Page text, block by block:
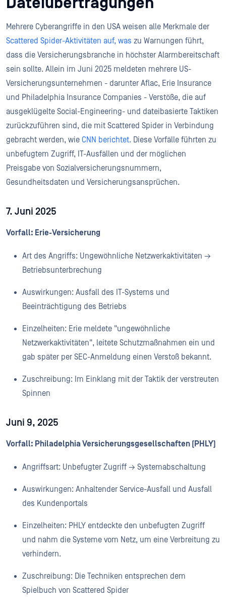
Mehrere Cyberangriffe in den USA weisen alle Merkmale der
Scattered Spider-Aktivitäten auf, was zu Warnungen führt,
dass die Versicherungsbranche in höchster Alarmbereitschaft
sein sollte. Allein im Juni 2025 meldeten mehrere US-
Versicherungsunternehmen - darunter Aflac, Erie Insurance
und Philadelphia Insurance Companies - Verstöße, die auf
ausgeklügelte Social-Engineering- und dateibasierte Taktiken
zurückzuführen sind, die mit Scattered Spider in Verbindung
gebracht werden, wie CNN berichtet. Diese Vorfälle führten zu
unbefugtem Zugriff, IT-Ausfällen und der möglichen
Preisgabe von Sozialversicherungsnummern,
Gesundheitsdaten und Versicherungsansprüchen.
7. Juni 2025
Vorfall: Erie-Versicherung
Art des Angriffs: Ungewöhnliche Netzwerkaktivitäten →
Betriebsunterbrechung
Auswirkungen: Ausfall des IT-Systems und
Beeinträchtigung des Betriebs
Einzelheiten: Erie meldete "ungewöhnliche
Netzwerkaktivitäten", leitete Schutzmaßnahmen ein und
gab später per SEC-Anmeldung einen Verstoß bekannt.
Zuschreibung: Im Einklang mit der Taktik der verstreuten
Spinnen
Juni 9, 2025
Vorfall: Philadelphia Versicherungsgesellschaften (PHLY)
Angriffsart: Unbefugter Zugriff → Systemabschaltung
Auswirkungen: Anhaltender Service-Ausfall und Ausfall
des Kundenportals
Einzelheiten: PHLY entdeckte den unbefugten Zugriff
und nahm die Systeme vom Netz, um eine Verbreitung zu
verhindern.
Zuschreibung: Die Techniken entsprechen dem
Spielbuch von Scattered Spider